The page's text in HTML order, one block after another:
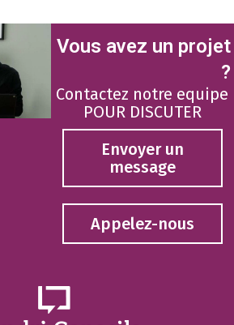
Vous avez un projet
?
Contactez notre equipe
POUR DISCUTER
Envoyer un
message
Appelez-nous